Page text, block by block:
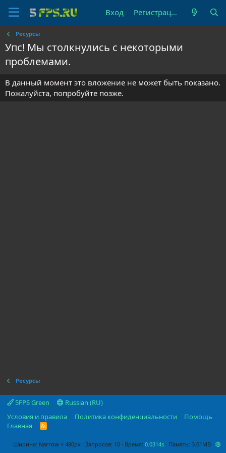
Вход Регистрация
Ресурсы
Упс! Мы столкнулись с некоторыми
проблемами.
В данный момент это вложение не может быть показано.
Пожалуйста, попробуйте позже.
Ресурсы
5FPS Green
Russian (RU)
Условия и правила
Политика конфиденциальности
Помощь
Главная
R
Ширина Запросов 10 Время 0.0314s Память 3.01MB